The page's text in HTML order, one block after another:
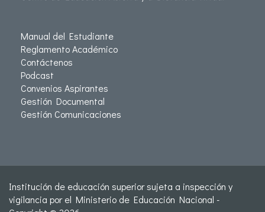
Manual del Estudiante
Reglamento Académico
Contáctenos
Podcast
Convenios Aspirantes
Gestión Documental
Gestión Comunicaciones
Institución de educación superior sujeta a inspección y
vigilancia por el Ministerio de Educación Nacional -